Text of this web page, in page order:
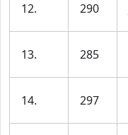
12. 290
13. 285
14. 297